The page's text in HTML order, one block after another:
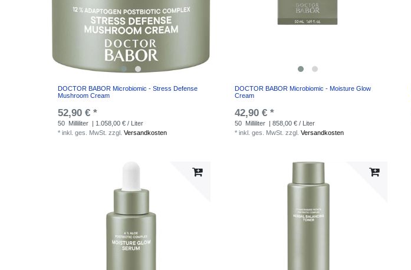
DOCTOR BABOR Microbiomic - Stress Defense
Mushroom Cream
52,90 € *
50 Milliliter | 1.058,00 € / Liter
*inkl. ges. MwSt. zzgl.Versandkosten
DOCTOR BABOR Microbiomic - Moisture Glow
Cream
42,90 € *
50 Milliliter | 858,00 € / Liter
*inkl. ges. MwSt. zzgl.Versandkosten